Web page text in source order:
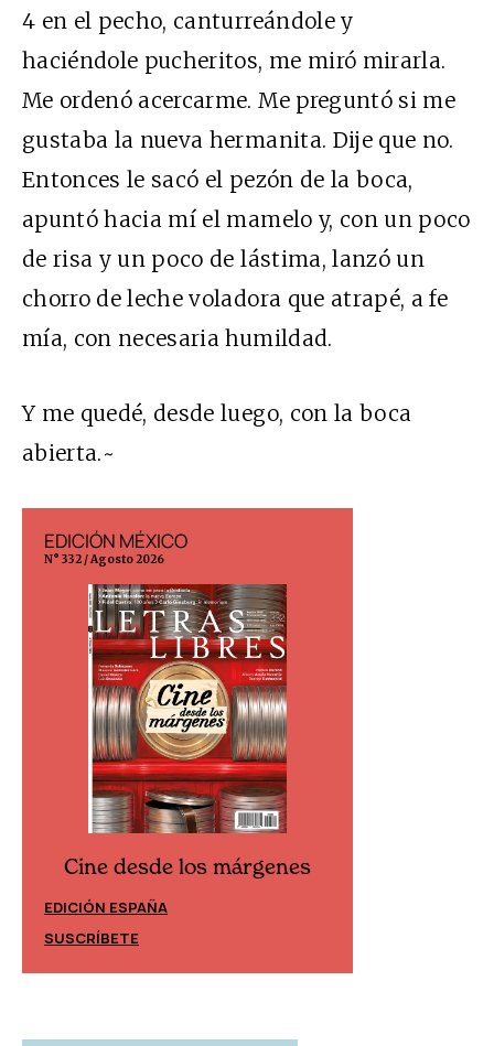
4 en el pecho, canturreándole y
haciéndole pucheritos, me miró mirarla.
Me ordenó acercarme. Me preguntó si me
gustaba la nueva hermanita. Dije que no.
Entonces le sacó el pezón de la boca,
apuntó hacia mí el mamelo y, con un poco
de risa y un poco de lástima, lanzó un
chorro de leche voladora que atrapé, a fe
mía, con necesaria humildad.
Y me quedé, desde luego, con la boca
abierta.~
EDICIÓN MÉXICO
N° 332 / Agosto 2026
Cine desde los márgenes
EDICIÓN ESPAÑA
SUSCRÍBETE